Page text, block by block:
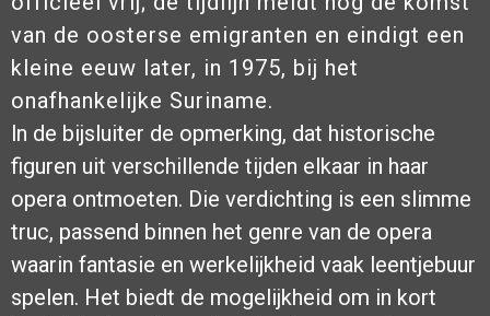
van de oosterse emigranten en eindigt een
kleine eeuw later, in 1975, bij het
onafhankelijke Suriname.
ln de bijsluiter de opmerking, dat historische
figuren uit verschillende tijden elkaar in haar
opera ontmoeten. Die verdichting is een slimme
truc, passend binnen het genre van de opera
waarin fantasie en werkelijkheid vaak leentjebuur
spelen. Het biedt de mogelijkheid om in kort